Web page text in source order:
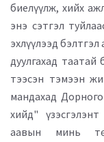
биелүүлж, хийх
энэ сэтгэл
эхлүүлээд
дуулгахад
тээсэн тэмээн
мандахад
хийд"
аавын минь